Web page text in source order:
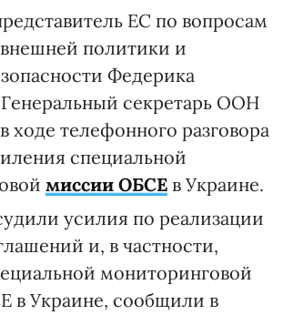
ЕС по вопросам
политики и
Федерика
секретарь ООН
ходе телефонного разговора
специальной
миссии ОБСЕ в Украине.
усилия по реализации
и, в частности,
мониторинговой
в Украине, сообщили в